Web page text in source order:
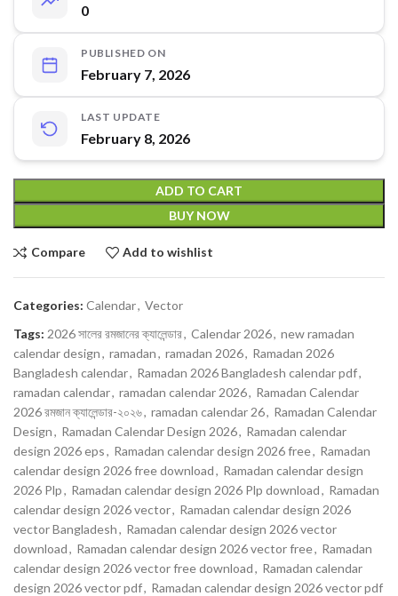
0
PUBLISHED ON
February 7, 2026
LAST UPDATE
February 8, 2026
ADD TO CART
BUY NOW
Compare Add to wishlist
Categories: Calendar, Vector
Tags: 2026 সালের রমজানের ক্যালেন্ডার, Calendar 2026, new ramadan
calendar design, ramadan, ramadan 2026, Ramadan 2026
Bangladesh calendar, Ramadan 2026 Bangladesh calendar pdf,
ramadan calendar, ramadan calendar 2026, Ramadan Calendar
2026 রমজান ক্যালেন্ডার-২০২৬, ramadan calendar 26, Ramadan Calendar
Design, Ramadan Calendar Design 2026, Ramadan calendar
design 2026 eps, Ramadan calendar design 2026 free, Ramadan
calendar design 2026 free download, Ramadan calendar design
2026 Plp, Ramadan calendar design 2026 Plp download, Ramadan
calendar design 2026 vector, Ramadan calendar design 2026
vector Bangladesh, Ramadan calendar design 2026 vector
download, Ramadan calendar design 2026 vector free, Ramadan
calendar design 2026 vector free download, Ramadan calendar
design 2026 vector pdf, Ramadan calendar design 2026 vector pdf